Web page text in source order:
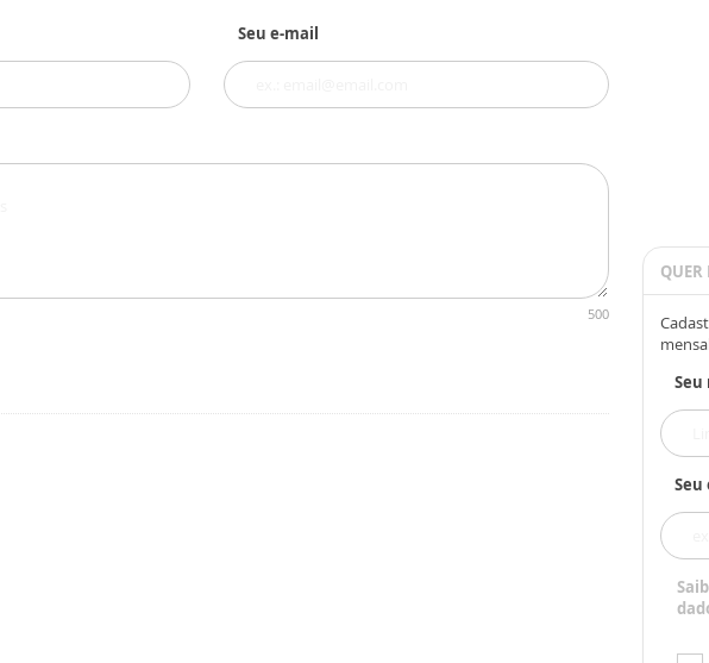
Seu e-mail
500
QUER
Seu
Seu